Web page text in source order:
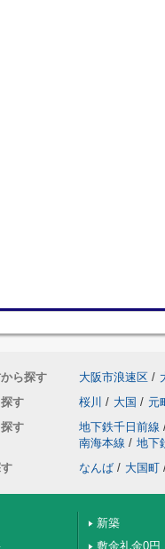
ら探す 大阪市浪速区 /
す
桜川 / 大国 / 元
す
地下鉄千日前線
南海本線 / 地下
なんば / 大国町
新築
敷金礼金0円